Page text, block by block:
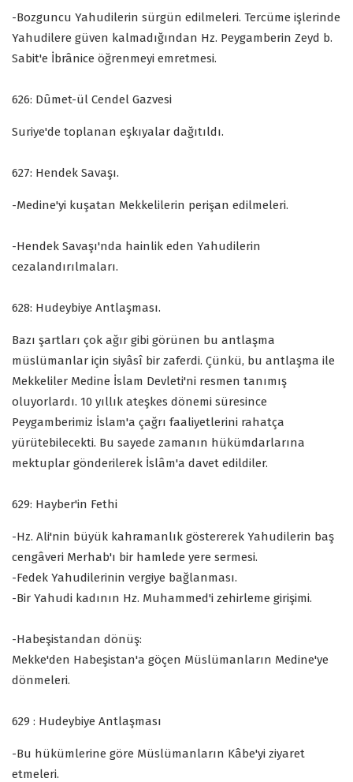
-Bozguncu Yahudilerin sürgün edilmeleri. Tercüme işlerinde
Yahudilere güven kalmadığından Hz. Peygamberin Zeyd b.
Sabit'e İbrânice öğrenmeyi emretmesi.
626: Dûmet-ül Cendel Gazvesi
Suriye'de toplanan eşkıyalar dağıtıldı.
627: Hendek Savaşı.
-Medine'yi kuşatan Mekkelilerin perişan edilmeleri.
-Hendek Savaşı'nda hainlik eden Yahudilerin
cezalandırılmaları.
628: Hudeybiye Antlaşması.
Bazı şartları çok ağır gibi görünen bu antlaşma
müslümanlar için siyâsî bir zaferdi. Çünkü, bu antlaşma ile
Mekkeliler Medine İslam Devleti'ni resmen tanımış
oluyorlardı. 10 yıllık ateşkes dönemi süresince
Peygamberimiz İslam'a çağrı faaliyetlerini rahatça
yürütebilecekti. Bu sayede zamanın hükümdarlarına
mektuplar gönderilerek İslâm'a davet edildiler.
629: Hayber'in Fethi
-Hz. Ali'nin büyük kahramanlık göstererek Yahudilerin baş
cengâveri Merhab'ı bir hamlede yere sermesi.
-Fedek Yahudilerinin vergiye bağlanması.
-Bir Yahudi kadının Hz. Muhammed'i zehirleme girişimi.
-Habeşistandan dönüş:
Mekke'den Habeşistan'a göçen Müslümanların Medine'ye
dönmeleri.
629 : Hudeybiye Antlaşması
-Bu hükümlerine göre Müslümanların Kâbe'yi ziyaret
etmeleri.